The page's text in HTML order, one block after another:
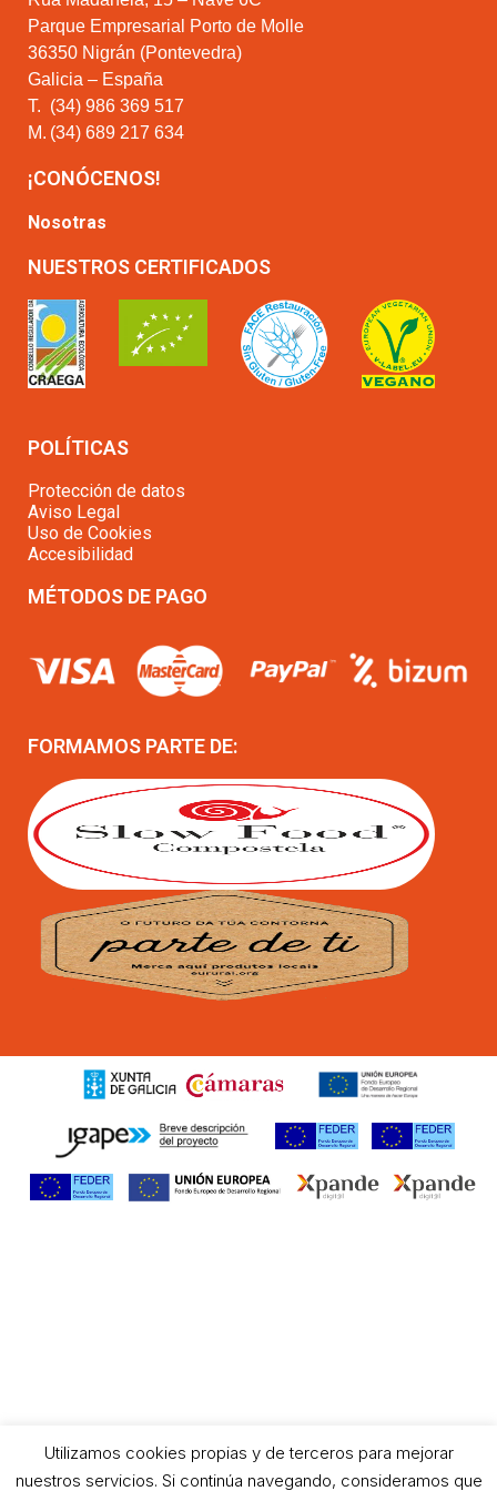
Parque Empresarial Porto de Molle
36350 Nigrán (Pontevedra)
Galicia – España
T. (34) 986 369 517
M. (34) 689 217 634
¡CONÓCENOS!
Nosotras
NUESTROS CERTIFICADOS
POLÍTICAS
Protección de datos
Aviso Legal
Uso de Cookies
Accesibilidad
MÉTODOS DE PAGO
FORMAMOS PARTE DE:
Utilizamos cookies propias y de terceros para mejorar
nuestros servicios. Si continúa navegando, consideramos que